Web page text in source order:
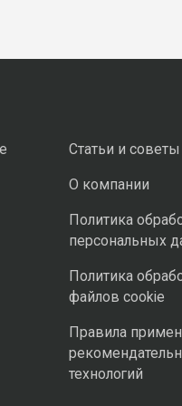
Статьи и советы
О компании
Политика
персональных
Политика
файлов cookie
Правила
технологий